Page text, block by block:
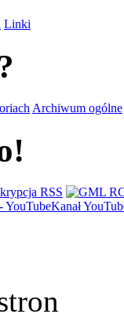
Linki
Archiwum ogólne
RSS
Kanał